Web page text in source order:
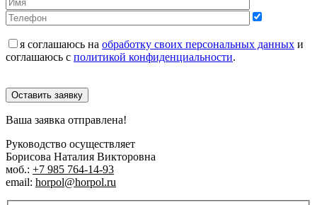
я соглашаюсь на обработку своих персональных данных и
соглашаюсь с политикой конфиденциальности.
Оставить заявку
Ваша заявка отправлена!
Руководство осуществляет
Борисова Наталия Викторовна
моб.: +7 985 764-14-93
email: horpol@horpol.ru